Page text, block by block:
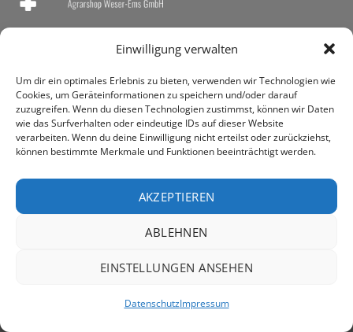
Einwilligung verwalten
Um dir ein optimales Erlebnis zu bieten, verwenden wir Technologien wie
Cookies, um Geräteinformationen zu speichern und/oder darauf
zuzugreifen. Wenn du diesen Technologien zustimmst, können wir Daten
wie das Surfverhalten oder eindeutige IDs auf dieser Website
verarbeiten. Wenn du deine Einwilligung nicht erteilst oder zurückziehst,
können bestimmte Merkmale und Funktionen beeinträchtigt werden.
AKZEPTIEREN
ABLEHNEN
EINSTELLUNGEN ANSEHEN
DatenschutzImpressum
awe ist heute auf vielen Höfen die 1. Adresse, wenn es
um den Kauf landwirtschaftlicher Bedarfsartikel geht.
PayPal Rechung
IMPRESSUM DATENSCHUTZERKLÄRUNG
Copyright 2026 ©AWE - Agrarshop Weser-Ems GmbH